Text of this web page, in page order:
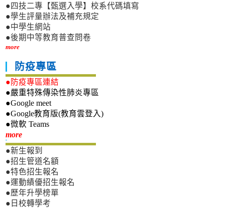
●四技二專【甄選入學】校系代碼填寫
●學生評量辦法及補充規定
●中學生網站
●後期中等教育普查問卷
more
防疫專區
●防疫專區連結
●嚴重特殊傳染性肺炎專區
●Google meet
●Google教育版(教育雲登入)
●微軟 Teams
more新生專區
●新生報到
●招生管道名額
●特色招生報名
●運動績優招生報名
●歷年升學榜單
●日校轉學考